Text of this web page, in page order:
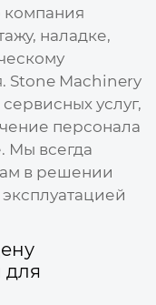
компания
наладке,
Stone Machinery
услуг,
персонала
Мы всегда
в решении
для